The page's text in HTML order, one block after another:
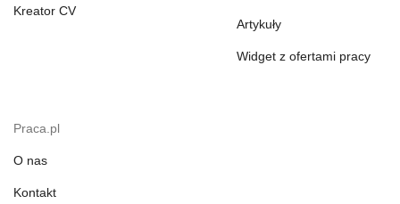
Kreator CV
Artykuły
Widget z ofertami pracy
Praca.pl
O nas
Kontakt